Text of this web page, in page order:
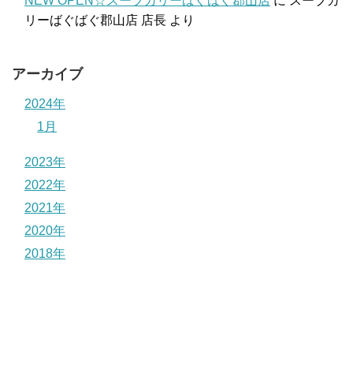
リーばぐばぐ郡山店 店長 より
アーカイブ
2024年
1月
2023年
2022年
2021年
2020年
2018年